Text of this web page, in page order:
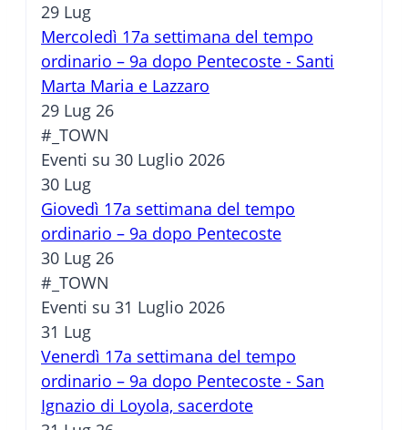
29 Lug
Mercoledì 17a settimana del tempo
ordinario – 9a dopo Pentecoste - Santi
Marta Maria e Lazzaro
29 Lug 26
#_TOWN
Eventi su 30 Luglio 2026
30 Lug
Giovedì 17a settimana del tempo
ordinario – 9a dopo Pentecoste
30 Lug 26
#_TOWN
Eventi su 31 Luglio 2026
31 Lug
Venerdì 17a settimana del tempo
ordinario – 9a dopo Pentecoste - San
Ignazio di Loyola, sacerdote